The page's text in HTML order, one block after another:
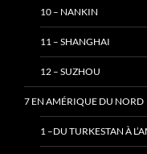
10 – NANKIN
11 – SHANGHAI
12 – SUZHOU
7 EN AMÉRIQUE DU NORD
1 –DU TURKESTAN À